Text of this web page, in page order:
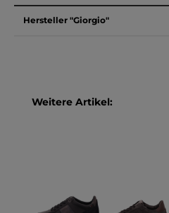
Hersteller "Giorgio"
Produktgalerie überspringen
Weitere Artikel: